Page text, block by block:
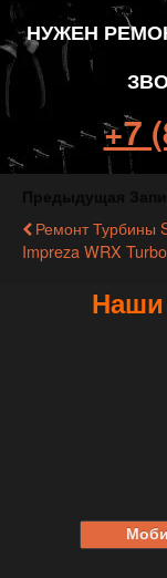
НУЖЕН
+7
Ремонт Турбины
Impreza WRX Turbo
Наши